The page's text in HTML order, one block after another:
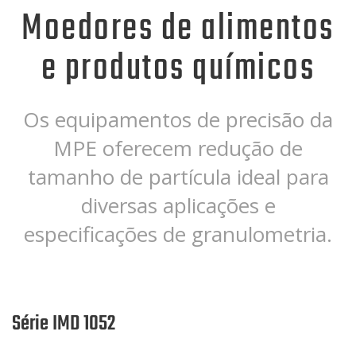
Moedores de alimentos
e produtos químicos
Os equipamentos de precisão da
MPE oferecem redução de
tamanho de partícula ideal para
diversas aplicações e
especificações de granulometria.
Série IMD 1052